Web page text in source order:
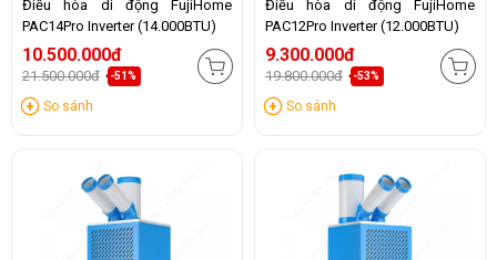
Điều hòa di động FujiHome
PAC14Pro Inverter (14.000BTU)
10.500.000đ
21.500.000đ -51%
So sánh
Điều hòa di động FujiHome
PAC12Pro Inverter (12.000BTU)
9.300.000đ
19.800.000đ -53%
So sánh